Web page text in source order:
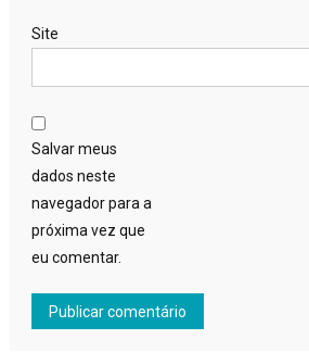
Site
Salvar meus
dados neste
navegador para a
próxima vez que
eu comentar.